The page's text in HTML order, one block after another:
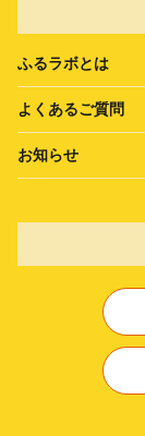
ふるラボとは
よくあるご質問
お知らせ